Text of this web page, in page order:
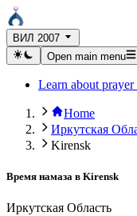
ВИЛ 2007
Open main menu
Learn about prayer
Home
Иркутская
Kirensk
Время намаза в Kirensk
Иркутская Область